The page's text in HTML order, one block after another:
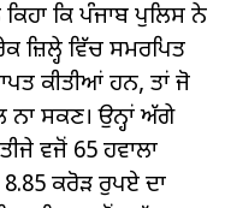
ਕਿ ਪੰਜਾਬ ਪੁਲਿਸ ਨੇ
ਜ਼ਿਲ੍ਹੇ ਵਿੱਚ ਸਮਰਪਿਤ
ਕੀਤੀਆਂ ਹਨ, ਤਾਂ ਜੋ
ਸਕਣ। ਉਨ੍ਹਾਂ ਅੱਗੇ
ਵਜੋਂ 65 ਹਵਾਲਾ
ਕਰੋੜ ਰੁਪਏ ਦਾ